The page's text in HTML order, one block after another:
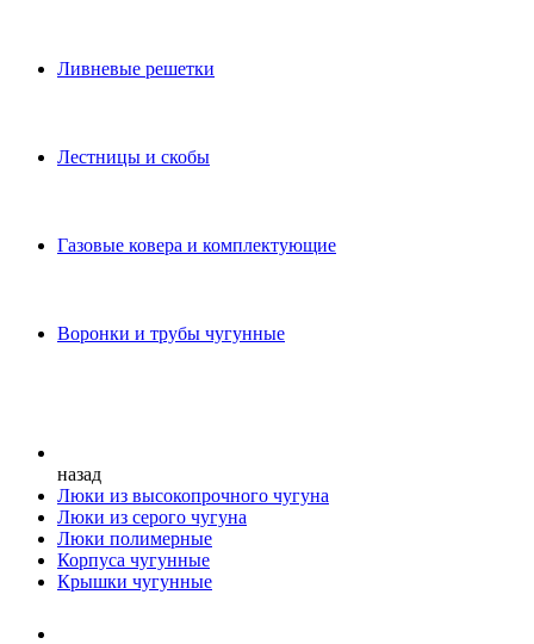
Ливневые решетки
Лестницы и скобы
Газовые ковера и комплектующие
Воронки и трубы чугунные
назад
Люки из высокопрочного чугуна
Люки из серого чугуна
Люки полимерные
Корпуса чугунные
Крышки чугунные